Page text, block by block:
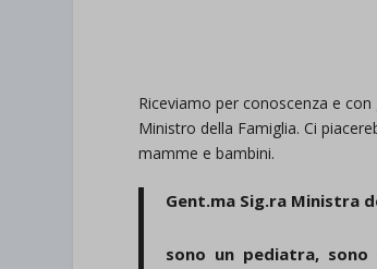
Riceviamo per conoscenza e
Ministro della Famiglia. Ci
mamme e bambini.
Gent.ma Sig.ra Ministra
sono un pediatra,